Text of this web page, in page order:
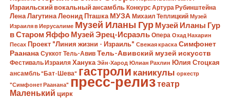
Израильский вокальный ансамбль Конкурс Артура Рубинштейна
Лена Лагутина Леонид Пташка МУЗА Михаил Теплицкий Музей
Израиля в Иерусалиме Музей Иланы Гур Музей Иланы Гур
в Старом Яффо Музей Эрец-Исраэль Опера Охад Нахарин
Песах Проект "Линия жизни - Израиль" Свежая краска Симфонет
Раанана Суккот Тель-Авив Тель-Авивский музей искусств
Фестиваль Израиля Ханука Эйн-Харод Юлиан Рахлин Юлия Стоцкая
ансамбль "Бат-Шева" гастроли каникулы оркестр
"Симфонет Раанана" пресс-релизтеатр
Маленький цирк